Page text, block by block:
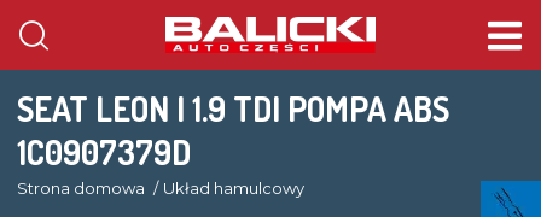
SEAT LEON I 1.9 TDI POMPA ABS
1C0907379D
Strona domowa Układ hamulcowy